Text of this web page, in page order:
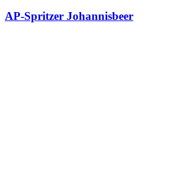
AP-Spritzer Johannisbeer